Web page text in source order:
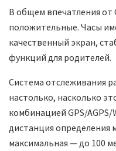
В общем впечатления от
положительные. Часы
качественный экран,
функций для родителей.
Система отслеживания
настолько, насколько
комбинацией GPS/
дистанция определения
максимальная — до 100